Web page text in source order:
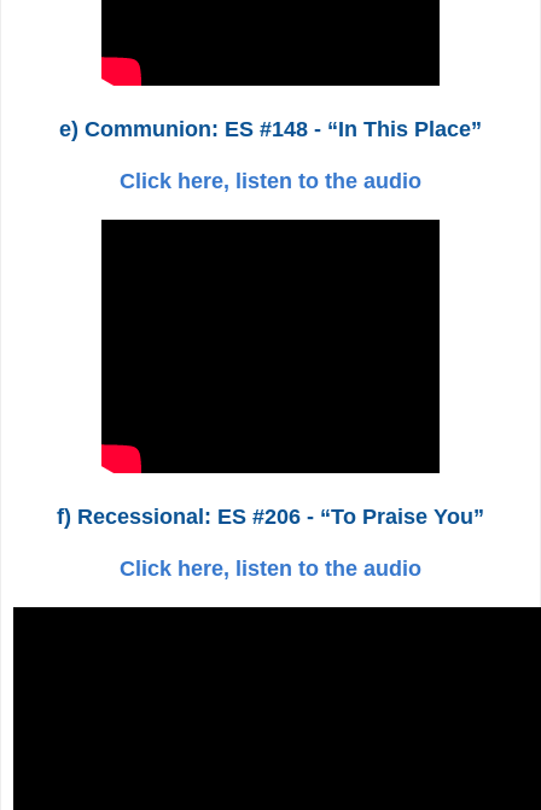
e) Communion: ES #148 - “In This Place”
Click here, listen to the audio
f) Recessional: ES #206 - “To Praise You”
Click here, listen to the audio